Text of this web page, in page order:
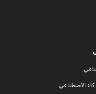
الاصطناعي